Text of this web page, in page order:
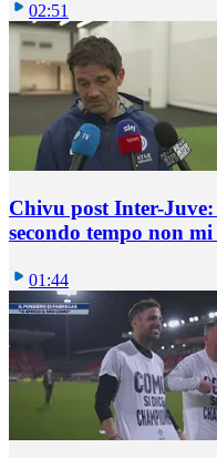
02:51
Chivu post Inter-
secondo tempo non
01:44